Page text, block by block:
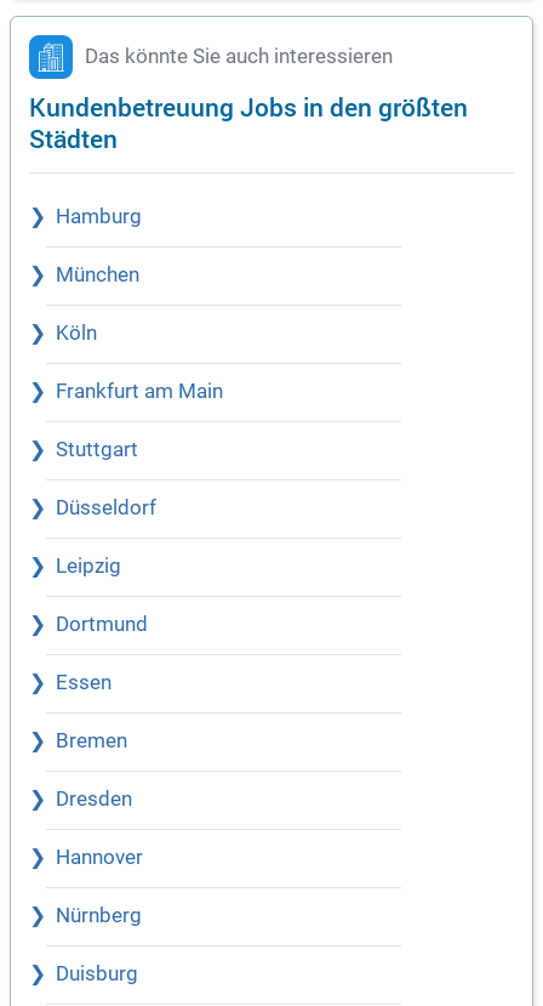
Das könnte Sie auch interessieren
Kundenbetreuung Jobs in den größten
Städten
Hamburg
München
Köln
Frankfurt am Main
Stuttgart
Düsseldorf
Leipzig
Dortmund
Essen
Bremen
Dresden
Hannover
Nürnberg
Duisburg